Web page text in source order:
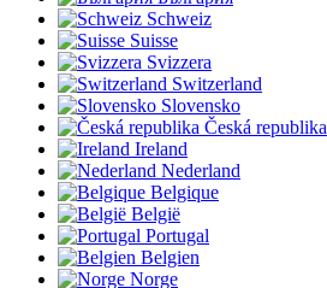
Schweiz
Suisse
Svizzera
Switzerland
Slovensko
Česká republika
Ireland
Nederland
Belgique
België
Portugal
Belgien
Norge